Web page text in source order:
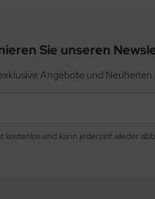
Sie unseren
Angebote und Neuheiten
kostenlos und kann jederzeit wieder